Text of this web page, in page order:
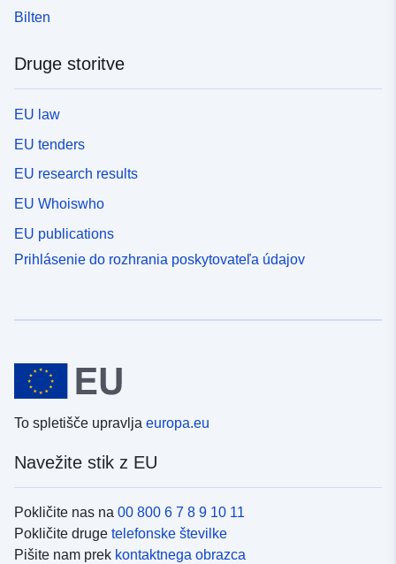
Bilten
Druge storitve
EU law
EU tenders
EU research results
EU Whoiswho
EU publications
Prihlásenie do rozhrania poskytovateľa údajov
To spletišče upravlja europa.eu
Navežite stik z EU
Pokličite nas na 00 800 6 7 8 9 10 11
Pokličite druge telefonske številke
Pišite nam prek kontaktnega obrazca